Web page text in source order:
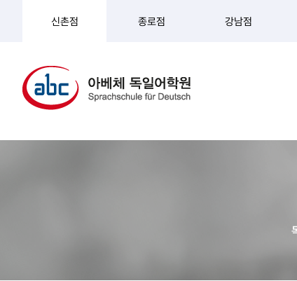
신촌점 종로점 강남점